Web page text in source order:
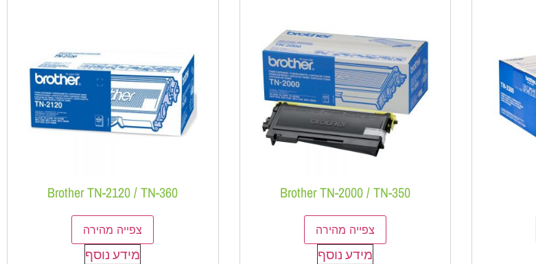
Brother TN-2000 / TN-350
צפייה מהירה
מידע נוסף
Brother TN-2120 / TN-360
צפייה מהירה
מידע נוסף